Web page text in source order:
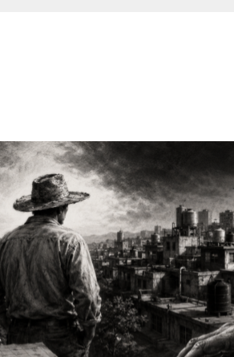
Y EXAMEN DE LA UNAM MARCAN LA JORNADA